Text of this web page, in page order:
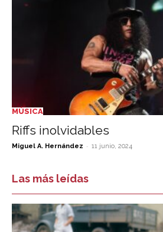
Hoy
MÚSICA
Riffs inolvidables
Miguel A. Hernández - 11 junio, 2024
Las más leídas